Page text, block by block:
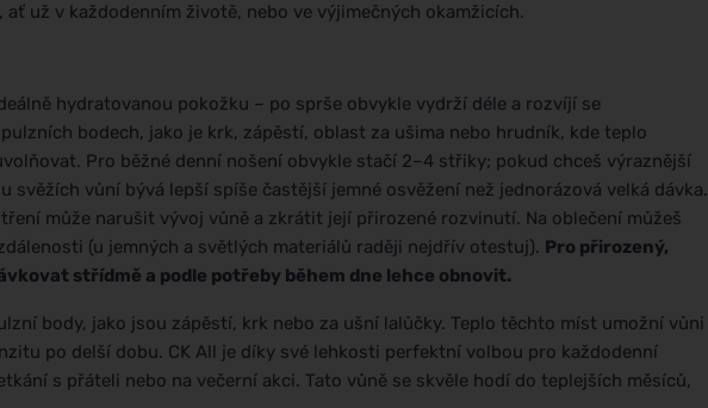
už v každodenním životě, nebo ve výjimečných okamžicích.
hydratovanou pokožku – po sprše obvykle vydrží déle a rozvíjí se
bodech, jako je krk, zápěstí, oblast za ušima nebo hrudník, kde teplo
Pro běžné denní nošení obvykle stačí 2–4 střiky; pokud chceš výraznější
svěžích vůní bývá lepší spíše častější jemné osvěžení než jednorázová velká dávka.
může narušit vývoj vůně a zkrátit její přirozené rozvinutí. Na oblečení můžeš
(u jemných a světlých materiálů raději nejdřív otestuj). Pro přirozený,
střídmě a podle potřeby během dne lehce obnovit.
body, jako jsou zápěstí, krk nebo za ušní lalůčky. Teplo těchto míst umožní vůni
po delší dobu. CK All je díky své lehkosti perfektní volbou pro každodenní
s přáteli nebo na večerní akci. Tato vůně se skvěle hodí do teplejších měsíců,